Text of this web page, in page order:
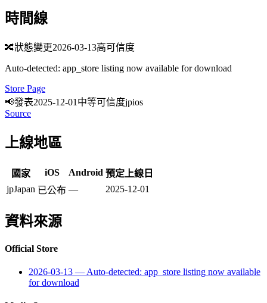
時間線
🔀狀態變更2026-03-13高可信度
Auto-detected: app_store listing now available for download
Store Page
📢發表2025-12-01 中等可信度jpios
Source
上線地區
國家 iOS Android 預定上線日
jpJapan 已公布 — 2025-12-01
資料來源
Official Store
2026-03-13 — Auto-detected: app_store listing now available
for download